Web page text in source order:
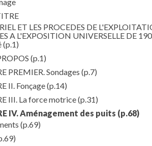
ET LES PROCEDES DE
A L'EXPOSITION UNIVERSELLE DE
(p.1)
(p.1)
PREMIER. Sondages (p.7)
II. Fonçage(p.14)
III. La force motrice(p.31)
IV. Aménagement des puits (p.68)
(p.69)